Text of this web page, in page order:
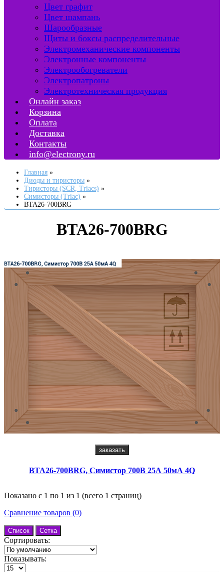
Цвет графит
Цвет шампань
Шарообразные
Щиты и боксы распределительные
Электромеханические компоненты
Электронные компоненты
Электрообогреватели
Электропатроны
Электротехническая продукция
Онлайн заказ
Корзина
Оплата
Доставка
Контакты
info@electrony.ru
Главная
Диоды и тиристоры
Тиристоры (SCR, Triacs)
Симисторы (Triac)
BTA26-700BRG
BTA26-700BRG
заказать
BTA26-700BRG, Симистор 700В 25А 50мА 4Q
Показано с 1 по 1 из 1 (всего 1 страниц)
Сравнение товаров (0)
Список Сетка
Сортировать:
Показывать: